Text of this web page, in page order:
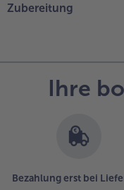
Zubereitung
Ihre
Bezahlung erst bei